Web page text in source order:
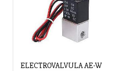
ELECTROVALVULA AE-W